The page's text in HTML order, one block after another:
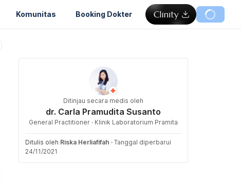
Komunitas Booking Dokter
Ditinjau secara medis oleh
dr. Carla Pramudita Susanto
General Practitioner · Klinik Laboratorium Pramita
Ditulis oleh Riska Herliafifah · Tanggal diperbarui
24/11/2021